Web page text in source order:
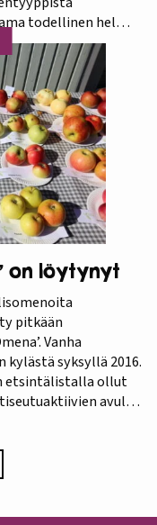
todellinen helmi.
375 kasvia, joista
Victoria-
vaihe
geenejä
on löytynyt
pitkään
Vanha
syksyllä 2016.
etsintälistalla ollut
avulla.
1931 kuvauksia,